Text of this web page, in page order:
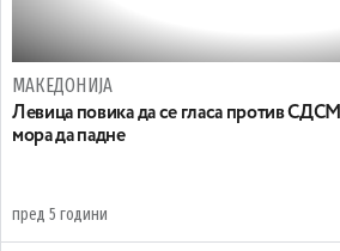
МАКЕДОНИЈА
Левица повика да се гласа против
мора да падне
пред 5 години